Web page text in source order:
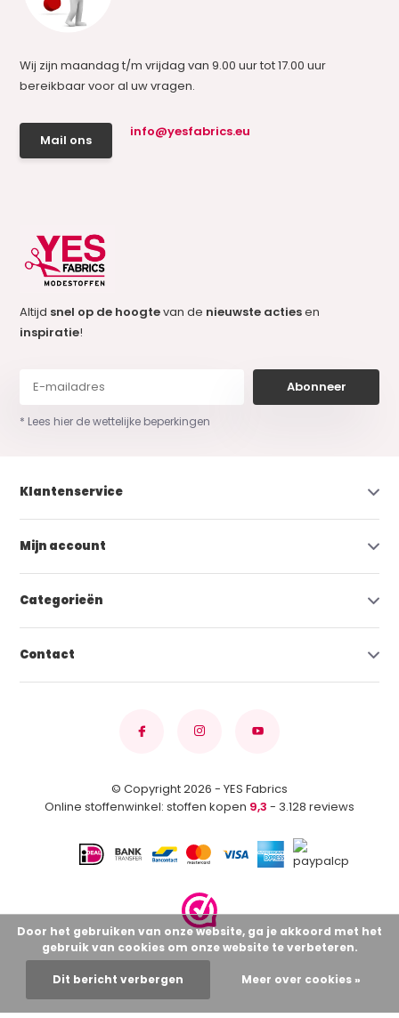
Wij zijn maandag t/m vrijdag van 9.00 uur tot 17.00 uur
bereikbaar voor al uw vragen.
Mail ons
info@yesfabrics.eu
Altijd snel op de hoogtevan de nieuwste actiesen
inspiratie!
Abonneer
* Lees hier de wettelijke beperkingen
Klantenservice
Mijn account
Categorieën
Contact
© Copyright 2026 - YES Fabrics
Online stoffenwinkel: stoffen kopen 9,3 - 3.128 reviews
Door het gebruiken van onze website, ga je akkoord met het
gebruik van cookies om onze website te verbeteren.
Dit bericht verbergen Meer over cookies »